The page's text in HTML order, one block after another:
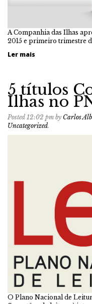
A Companhia das Ilhas
2015 e primeiro trimestre
Ler mais
5 títulos
Ilhas no
Posted 12:02 pm by Carlos
Uncategorized.
O Plano Nacional de